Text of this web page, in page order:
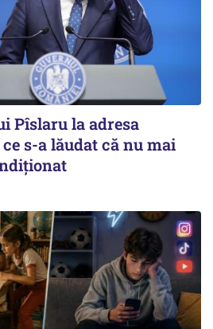
Pîslaru la adresa
s-a lăudat că nu mai